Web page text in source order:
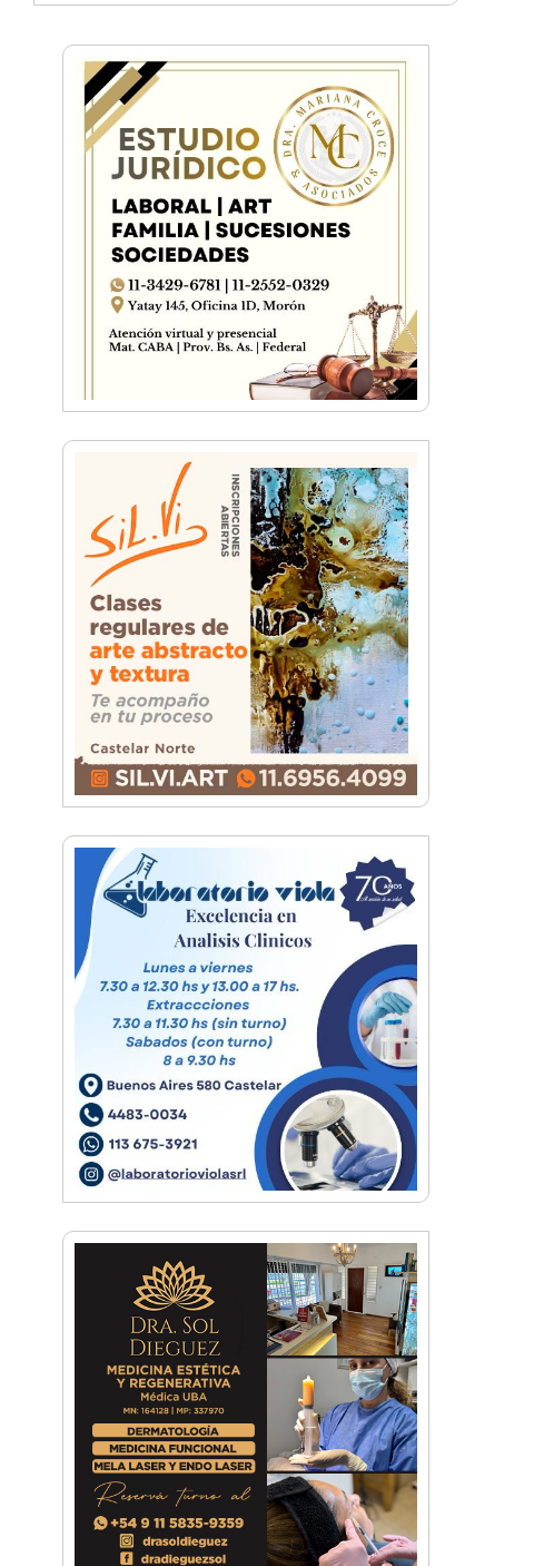
Emiliano Brancciari inauguró
"El Banquito de Norita", el
nuevo ciclo cultural de la Casa
Museo Nora Cortiñas
No funcionará el Ferrocarril
Sarmiento por cuatro días
¡Sí, prometo! Miles de
estudiantes de Morón
prometieron lealtad a la
bandera
Empresas, emprendedores y
cultura se reunieron en Expo
Morón Se Muestra
Empezá a estudiar en agosto:
la Universidad de Morón abrió
las inscripciones para el
segundo cuatrimestre